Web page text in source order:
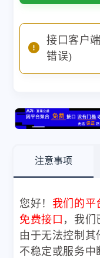
接口客户
错误)
注意事项
您好！ 我们的平
免费接口 ，我们
由于无法控制
不稳定或服务中